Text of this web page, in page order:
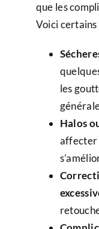
que les
Voici certains
les
Halos
affecter